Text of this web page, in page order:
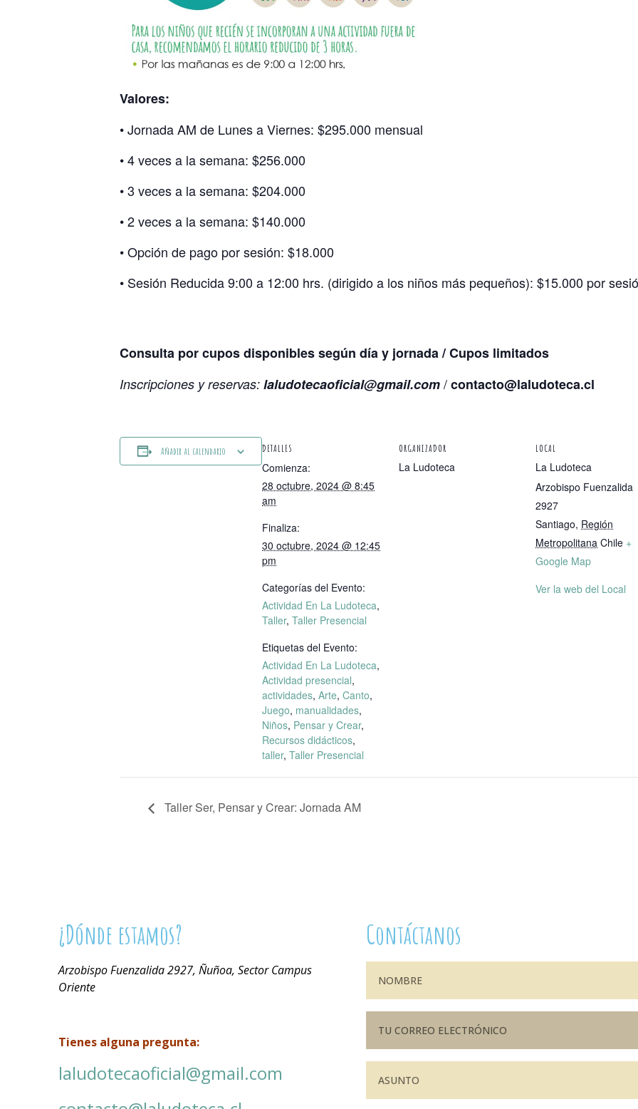
Valores:
• Jornada AM de Lunes a Viernes: $295.000 mensual
• 4 veces a la semana: $256.000
• 3 veces a la semana: $204.000
• 2 veces a la semana: $140.000
• Opción de pago por sesión: $18.000
• Sesión Reducida 9:00 a 12:00 hrs. (dirigido a los niños más pequeños): $15.000 por
Consulta por cupos disponibles según día y jornada / Cupos limitados
Inscripciones y reservas: laludotecaoficial@gmail.com/contacto@laludoteca.cl
Añadir al calendario DETALLES
Comienza:
28 octubre, 2024 @ 8:45
am
Finaliza:
30 octubre, 2024 @ 12:45
pm
Categorías del Evento:
Actividad En La Ludoteca,
Taller, Taller Presencial
Etiquetas del Evento:
Actividad En La Ludoteca,
Actividad presencial,
actividades, Arte, Canto,
Juego, manualidades,
Niños, Pensar y Crear,
Recursos didácticos,
taller, Taller Presencial
ORGANIZADOR
La Ludoteca
LOCAL
La Ludoteca
Arzobispo Fuenzalida
2927
Santiago, Región
Metropolitana Chile +
Google Map
Ver la web del Local
Taller Ser, Pensar y Crear: Jornada AM
¿Dónde estamos?
Arzobispo Fuenzalida 2927, Ñuñoa, Sector Campus
Oriente
Tienes alguna pregunta:
laludotecaoficial@gmail.com
Contáctanos